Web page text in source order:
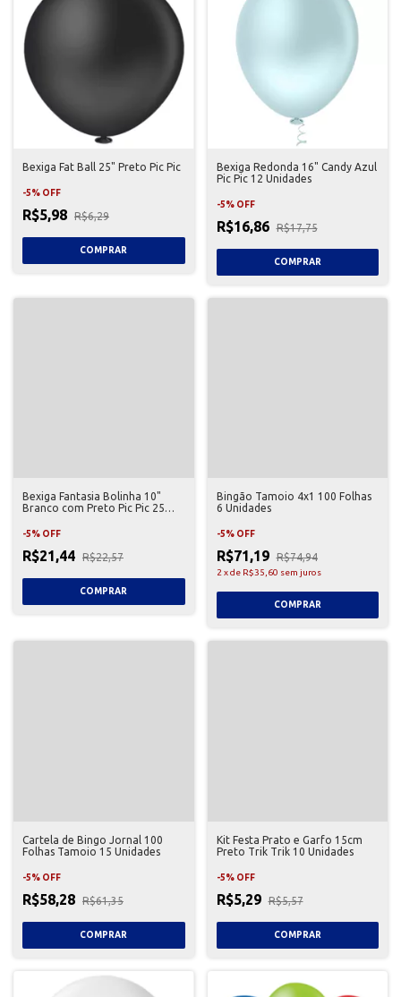
Bexiga Fat Ball 25" Preto Pic Pic
-5% OFF
R$5,98 R$6,29
Bexiga Redonda 16" Candy Azul
Pic Pic 12 Unidades
-5% OFF
R$16,86 R$17,75
Bexiga Fantasia Bolinha 10"
Branco com Preto Pic Pic 25
-5% OFF
R$21,44 R$22,57
Bingão Tamoio 4x1 100 Folhas
6 Unidades
-5% OFF
R$71,19 R$74,94
2 xde R$35,60 sem juros
Cartela de Bingo Jornal 100
Folhas Tamoio 15 Unidades
-5% OFF
R$58,28 R$61,35
Kit Festa Prato e Garfo 15cm
Preto Trik Trik 10 Unidades
-5% OFF
R$5,29 R$5,57